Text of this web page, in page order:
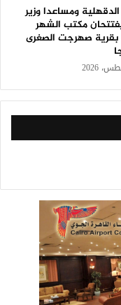
ومساعدا وزير
مكتب الشهر
بقرية صهرجت الصغرى